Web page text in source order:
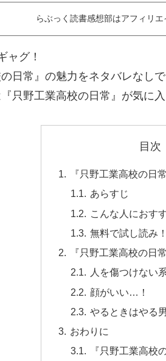
らぶっく読書感想部はアフィリ
ャグ！
の日常』の魅力をネタバレなし
只野工業高校の日常』が気に
目次
『只野工業高校の日
あらすじ
こんな人におす
無料で試し読み！
『只野工業高校の日
人を傷つけない
顔がいい…！
やるときはやる
おわりに
『只野工業高校